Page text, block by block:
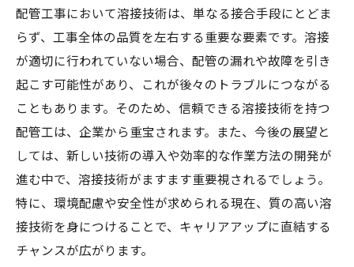
配管工事において溶接技術は、単なる接合手段にとどま
らず、工事全体の品質を左右する重要な要素です。溶接
が適切に行われていない場合、配管の漏れや故障を引き
起こす可能性があり、これが後々のトラブルにつながる
こともあります。そのため、信頼できる溶接技術を持つ
配管工は、企業から重宝されます。また、今後の展望と
しては、新しい技術の導入や効率的な作業方法の開発が
進む中で、溶接技術がますます重要視されるでしょう。
特に、環境配慮や安全性が求められる現在、質の高い溶
接技術を身につけることで、キャリアアップに直結する
チャンスが広がります。